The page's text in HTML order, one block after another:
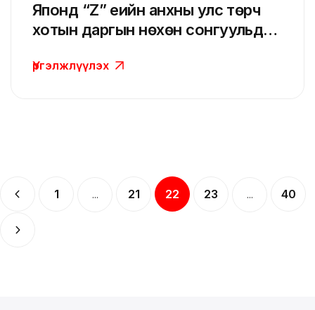
Японд “Z” үеийн анхны улс төрч
хотын даргын нөхөн сонгуульд
Үргэлжлүүлэх
1 ... 21 22 23 ... 40